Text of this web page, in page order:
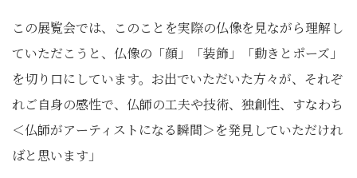
この展覧会では、このことを実際の仏像を見ながら理解し
ていただこうと、仏像の「顔」「装飾」「動きとポーズ」
を切り口にしています。お出でいただいた方々が、それぞ
れご自身の感性で、仏師の工夫や技術、独創性、すなわち
＜仏師がアーティストになる瞬間＞を発見していただけれ
ばと思います」